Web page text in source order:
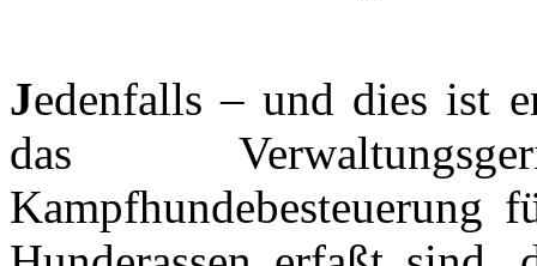
Jedenfalls – und dies ist
das
Kampfhundebesteuerung